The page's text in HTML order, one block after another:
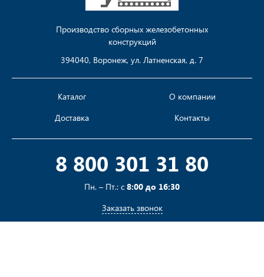
Производство сборных железобетонных
конструкций
394040, Воронеж, ул. Латненская, д. 7
Каталог
Доставка
О компании
Контакты
8 800 301 31 80
Пн. – Пт.: с 8:00 до 16:30
Заказать звонок